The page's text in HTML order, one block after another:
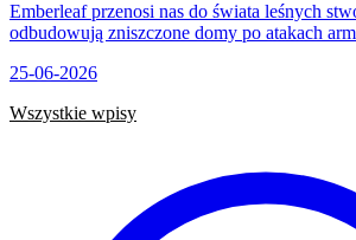
Emberleaf przenosi nas do świata leśnych
odbudowują zniszczone domy po atakach
25-06-2026
Wszystkie wpisy